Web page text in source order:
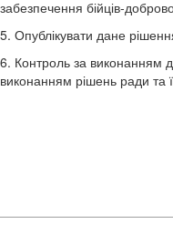
забезпечення бійців-
5. Опублікувати дане
6. Контроль за виконанням
виконанням рішень ради та